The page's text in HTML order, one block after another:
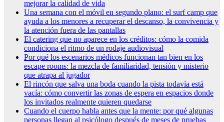
mejorar la calidad de vida
Una semana con el móvil en segundo plano: el surf camp que
ayuda a los menores a recuperar el descanso, la convivencia y
la atención fuera de las pantallas
El catering que no aparece en los créditos: cómo la comida
condiciona el ritmo de un rodaje audiovisual
Por qué los escenarios médicos funcionan tan bien en los
escape rooms: la mezcla de familiaridad, tensión y misterio
que atrapa al jugador
El rincón que salva una boda cuando la pista todavía está
vacía: cómo convertir las zonas de espera en espacios donde
los invitados realmente quieren quedarse
Cuando el cuerpo habla antes que la mente: por qué algunas
personas llegan al psicólogo después de meses de pruebas